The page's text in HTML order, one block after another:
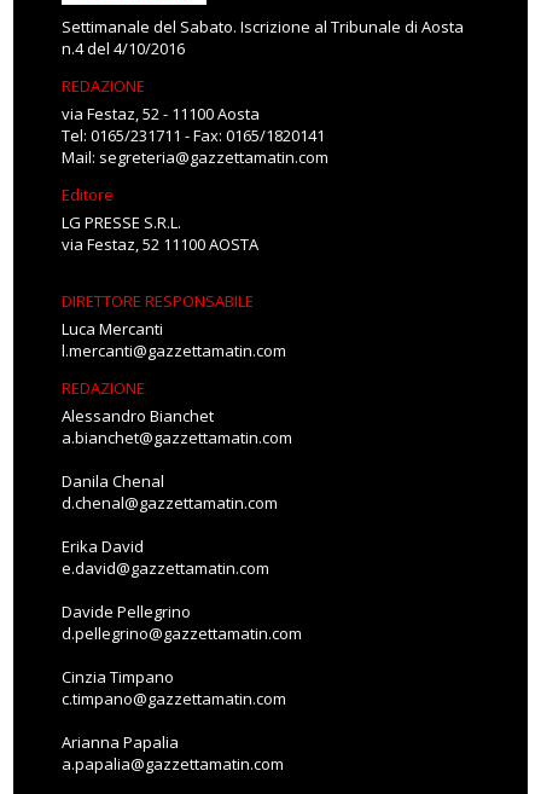
Settimanale del Sabato. Iscrizione al Tribunale di Aosta
n.4 del 4/10/2016
REDAZIONE
via Festaz, 52 - 11100 Aosta
Tel: 0165/231711 - Fax: 0165/1820141
Mail: segreteria@gazzettamatin.com
Editore
LG PRESSE S.R.L.
via Festaz, 52 11100 AOSTA
DIRETTORE RESPONSABILE
Luca Mercanti
l.mercanti@gazzettamatin.com
REDAZIONE
Alessandro Bianchet
a.bianchet@gazzettamatin.com
Danila Chenal
d.chenal@gazzettamatin.com
Erika David
e.david@gazzettamatin.com
Davide Pellegrino
d.pellegrino@gazzettamatin.com
Cinzia Timpano
c.timpano@gazzettamatin.com
Arianna Papalia
a.papalia@gazzettamatin.com